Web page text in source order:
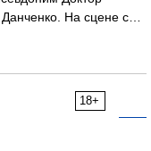
На сцене с…
18+